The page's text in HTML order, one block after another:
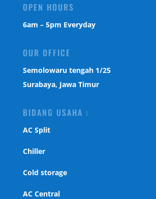
OPEN HOURS
6am – 5pm Everyday
OUR OFFICE
Semolowaru tengah 1/25
Surabaya, Jawa Timur
BIDANG USAHA :
AC Split
Chiller
Cold storage
AC Central